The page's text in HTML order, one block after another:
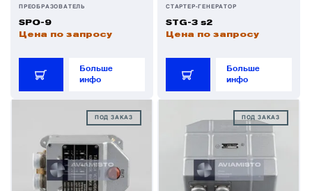
ПРЕОБРАЗОВАТЕЛЬ
SPO-9
Цена по запросу
Больше
инфо
СТАРТЕР-ГЕНЕРАТОР
STG-3 s2
Цена по запросу
Больше
инфо
ПОД ЗАКАЗ ПОД ЗАКАЗ
Датчики
Колеса, тормоза и авиационные шины
Краны и клапаны
Модули